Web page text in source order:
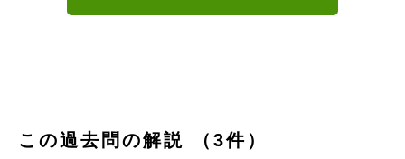
この過去問の解説 （3件）